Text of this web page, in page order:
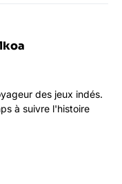
des jeux indés.
à suivre l'histoire